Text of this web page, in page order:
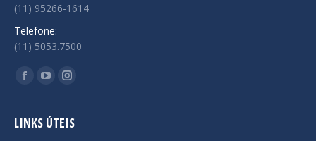
(11) 95266-1614
Telefone:
(11) 5053.7500
Encontre-nos em:
Facebook
opens
YouTube
opens
Instagram
opens
LINKS ÚTEIS